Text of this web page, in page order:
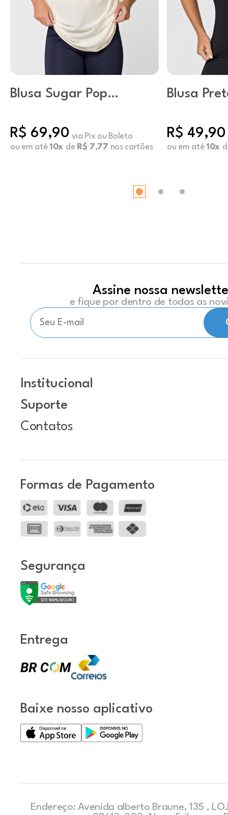
Blusa Sugar Pop
R$ 69,90 via Pix ou Boleto
ou em até 10x de R$ 7,77 nos cartões
Blusa
R$ 49,90
ou em até 10x
Assine nossa
e fique por dentro de todas as
Institucional
Suporte
Contatos
Formas de Pagamento
Segurança
Entrega
Baixe nosso aplicativo
Endereço: Avenida alberto Braune, 135 ,